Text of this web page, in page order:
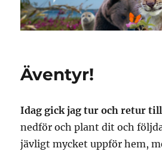
Äventyr!
Idag gick jag tur och retur
nedför och plant dit och
jävligt mycket uppför hem,